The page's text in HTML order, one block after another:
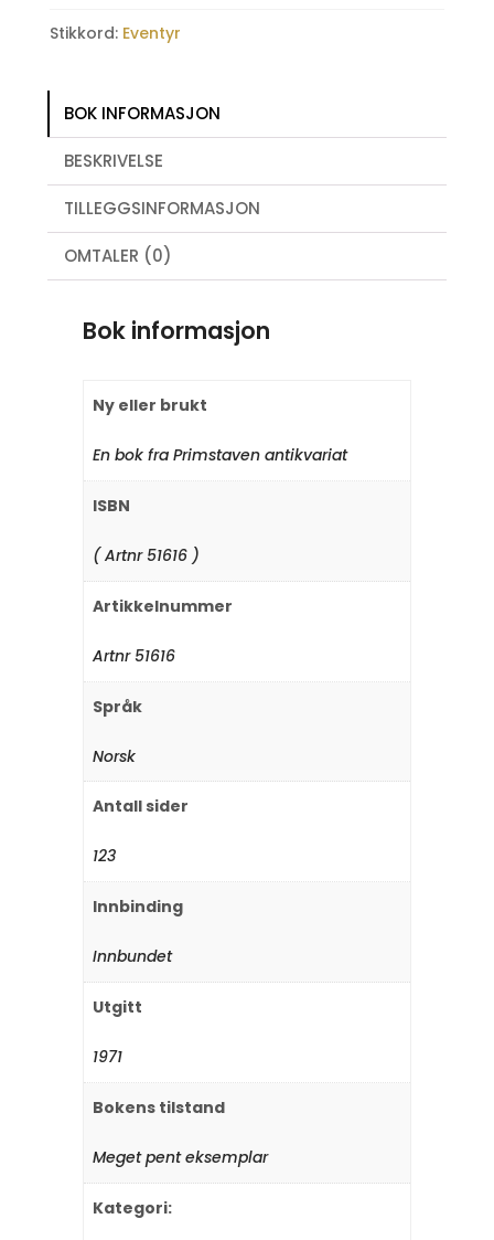
Stikkord: Eventyr
BOK INFORMASJON
BESKRIVELSE
TILLEGGSINFORMASJON
OMTALER (0)
Bok informasjon
Ny eller brukt
En bok fra Primstaven antikvariat
ISBN
( Artnr 51616 )
Artikkelnummer
Artnr 51616
Språk
Norsk
Antall sider
123
Innbinding
Innbundet
Utgitt
1971
Bokens tilstand
Meget pent eksemplar
Kategori: